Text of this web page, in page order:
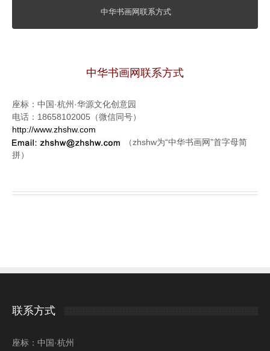
中华书画网联系方式
中华书画网联系方式
座标：中国·杭州·华源文化创意园
电话：18658102005（微信同号）
http://www.zhshw.com
（zhshw为“中华书画网”首字母简
拼）
联系方式
座标：中国·杭州